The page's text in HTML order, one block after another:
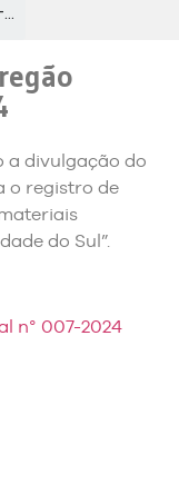
a divulgação do
o registro de
do Sul”.
n° 007-2024